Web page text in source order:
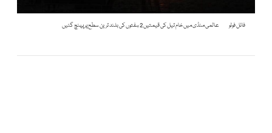
فائل فوٹو عالمی منڈی میں خام تیل کی قیمتیں 2 ہفتوں کی بلند ترین سطح پر پہنچ گئیں